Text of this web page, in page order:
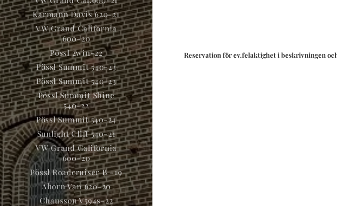
Karmann Davis 620-21
VW Grand California
600-20
Pössl 2win-22
Pössl Summit 540-23
Pössl Summit 540-23
Pössl Summit Shine
540-22
Pössl Summit 540-24
Sunlight Cliff 540-21
VW Grand California
600-20
Pössl Roadcruiser B -19
Ahorn Van 620-20
Chausson V594s-22
Reservation för ev.felaktighet i beskrivningen